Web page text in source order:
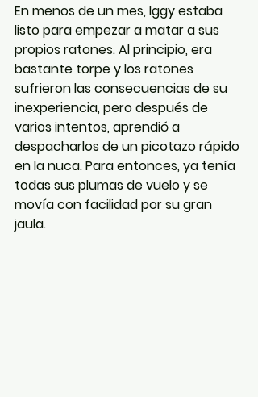
En menos de un mes, Iggy estaba
listo para empezar a matar a sus
propios ratones. Al principio, era
bastante torpe y los ratones
sufrieron las consecuencias de su
inexperiencia, pero después de
varios intentos, aprendió a
despacharlos de un picotazo rápido
en la nuca. Para entonces, ya tenía
todas sus plumas de vuelo y se
movía con facilidad por su gran
jaula.